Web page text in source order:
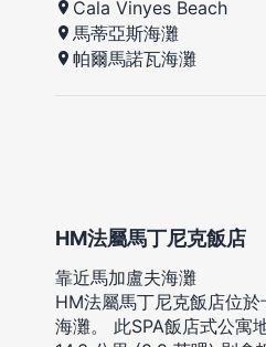
Cala Vinyes Beach
馬蒂亞斯海灘
帕爾馬諾瓦海灘
HM法屬馬丁尼克飯店
靠近馬加盧夫海灘
HM法屬馬丁尼克飯店位
海灘。 此SPA飯店式公寓